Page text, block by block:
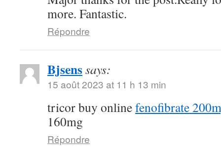
more. Fantastic.
Répondre
Bjsenssays:
15 août 2023 at 11 h 13 min
tricor buy onlinefenofibrate
160mg
Répondre